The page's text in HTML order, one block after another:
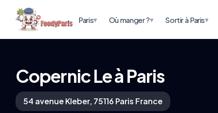
Paris▾ Où manger ?▾ Sortir à Paris▾
Copernic Le à Paris
54 avenue Kleber, 75116 Paris France